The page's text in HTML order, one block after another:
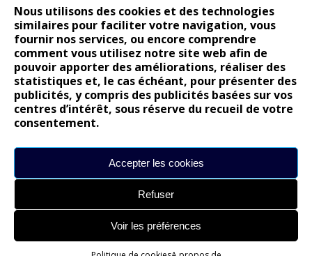
Nous utilisons des cookies et des technologies
similaires pour faciliter votre navigation, vous
fournir nos services, ou encore comprendre
comment vous utilisez notre site web afin de
pouvoir apporter des améliorations, réaliser des
statistiques et, le cas échéant, pour présenter des
publicités, y compris des publicités basées sur vos
centres d’intérêt, sous réserve du recueil de votre
consentement.
Accepter les cookies
Refuser
Voir les préférences
14 juillet : nouveau film de marque pour Citroën
Renault Espace : voyage, voyage…
Peugeot E-208 GTi : naissance d’une légende
COMMENTAIRES RÉCENTS
Bernard DardartdansDacia Sandero : pour les gens vrais
Alpine A290 : L’irrésistible attraction de la légèreté
leroydansLancia Ypsilon : naturellement envoûtante ?
Nouvelle Opel Corsa : Yes of Corsa !
Site réalisé parAlexandre Hamed